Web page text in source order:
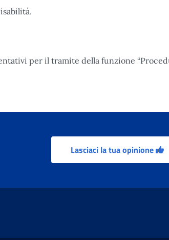
per il tramite della funzione
Lasciaci la tua opinione